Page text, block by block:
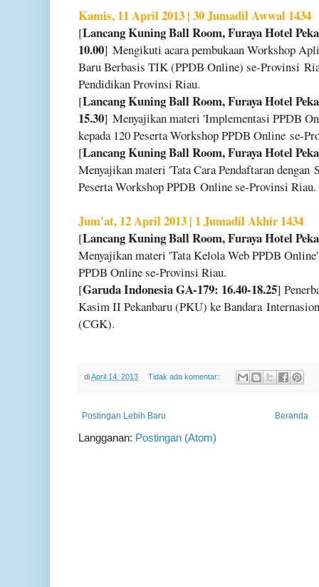
Kamis, 11 April 2013 | 30 Jumadil Awwal 1434
[Lancang Kuning Ball Room, Furaya Hotel
10.00] Mengikuti acara pembukaan Workshop
Baru Berbasis TIK (PPDB Online) se-Provinsi
Pendidikan Provinsi Riau.
[Lancang Kuning Ball Room, Furaya Hotel
15.30] Menyajikan materi 'Implementasi PPDB
kepada 120 Peserta Workshop PPDB Online se-
[Lancang Kuning Ball Room, Furaya Hotel
Menyajikan materi 'Tata Cara Pendaftaran dengan
Peserta Workshop PPDB Online se-Provinsi Riau.
Jum'at, 12 April 2013 | 1 Jumadil Akhir 1434
[Lancang Kuning Ball Room, Furaya Hotel
Menyajikan materi 'Tata Kelola Web PPDB
PPDB Online se-Provinsi Riau.
[Garuda Indonesia GA-179: 16.40-18.25]
Kasim II Pekanbaru (PKU) ke Bandara
(CGK).
diApril 14, 2013 Tidak ada komentar:
Postingan Lebih Baru Beranda
Langganan: Postingan (Atom)